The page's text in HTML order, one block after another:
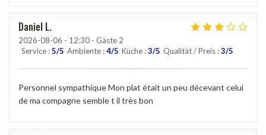
Daniel L
2026-08-06 - 12:30 - Gäste 2
Service :5/5 Ambiente :4/5 Küche :3/5 Qualität / Preis :3/5
Personnel sympathique Mon plat était un peu décevant celui
de ma compagne semble t il très bon